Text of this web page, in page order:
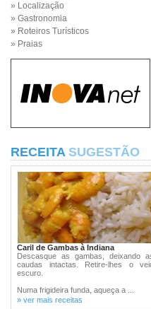
» Localização
» Gastronomia
» Roteiros Turísticos
» Praias
RECEITA SUGESTÃO
Caril de Gambas à Indiana
Descasque as gambas, deixando
caudas intactas. Retire-lhes o
escuro.
Numa frigideira funda, aqueça a ...
» ver mais receitas